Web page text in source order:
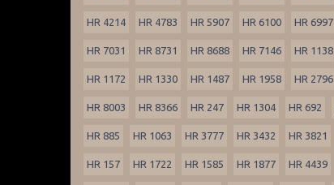
HR 4214 HR 4783 HR 5907 HR 6100 HR 6997
HR 7031 HR 8731 HR 8688 HR 7146 HR 1138
HR 1172 HR 1330 HR 1487 HR 1958 HR 2796
HR 8003 HR 8366 HR 247 HR 1304 HR 692
HR 885 HR 1063 HR 3777 HR 3432 HR 3821
HR 157 HR 1722 HR 1585 HR 1877 HR 4439